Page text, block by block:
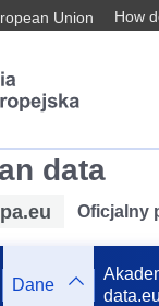
Union How
data
Oficjalny
Dane